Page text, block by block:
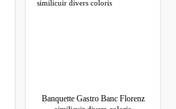
Banquette Gastro Banc Florenz